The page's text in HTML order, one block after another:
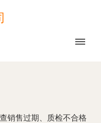
销售过期、质检不合格